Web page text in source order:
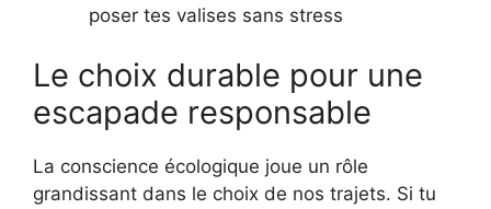
poser tes valises sans stress
Le choix durable pour une
escapade responsable
La conscience écologique joue un rôle
grandissant dans le choix de nos trajets. Si tu